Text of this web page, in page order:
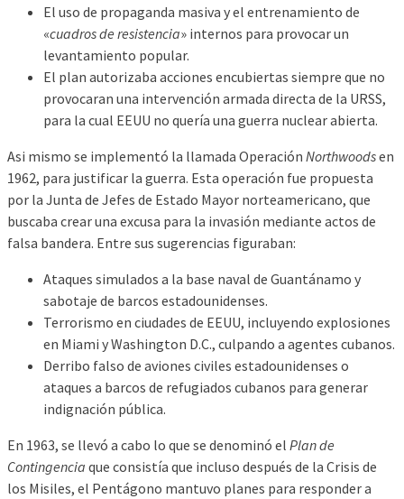
El uso de propaganda masiva y el entrenamiento de
«cuadros de resistencia» internos para provocar un
levantamiento popular.
El plan autorizaba acciones encubiertas siempre que no
provocaran una intervención armada directa de la URSS,
para la cual EEUU no quería una guerra nuclear abierta.
Asi mismo se implementó la llamada Operación Northwoodsen
1962, para justificar la guerra. Esta operación fue propuesta
por la Junta de Jefes de Estado Mayor norteamericano, que
buscaba crear una excusa para la invasión mediante actos de
falsa bandera. Entre sus sugerencias figuraban:
Ataques simulados a la base naval de Guantánamo y
sabotaje de barcos estadounidenses.
Terrorismo en ciudades de EEUU, incluyendo explosiones
en Miami y Washington D.C., culpando a agentes cubanos.
Derribo falso de aviones civiles estadounidenses o
ataques a barcos de refugiados cubanos para generar
indignación pública.
En 1963, se llevó a cabo lo que se denominó el Plan de
Contingencia que consistía que incluso después de la Crisis de
los Misiles, el Pentágono mantuvo planes para responder a